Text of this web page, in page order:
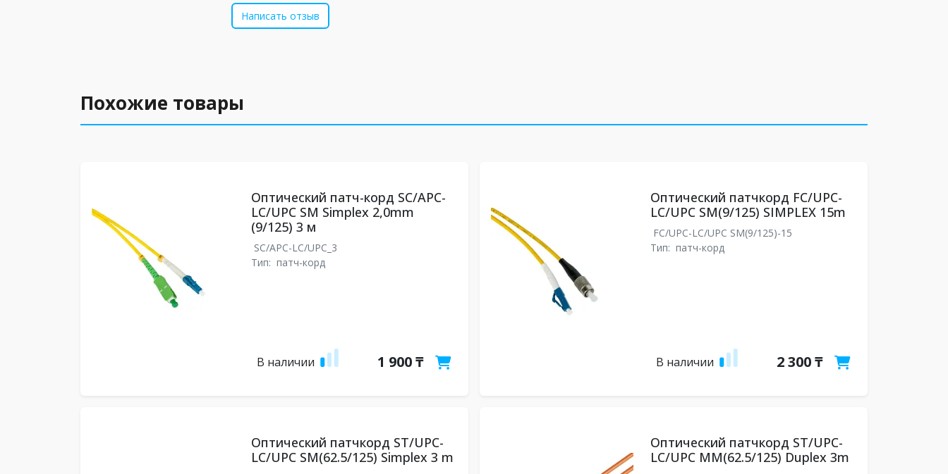
Написать отзыв
Похожие товары
Оптический патч-корд SC/APC-
LC/UPC SM Simplex 2,0mm
(9/125) 3 м
SC/APC-LC/UPC_3
Тип: патч-корд
В наличии 1 900 ₸
Оптический патчкорд FC/UPC-
LC/UPC SM(9/125) SIMPLEX 15m
FC/UPC-LC/UPC SM(9/125)-15
Тип: патч-корд
В наличии 2 300 ₸
Оптический патчкорд ST/UPC-
LC/UPC SM(62.5/125) Simplex 3 m
Оптический патчкорд ST/UPC-
LC/UPC MM(62.5/125) Duplex 3m